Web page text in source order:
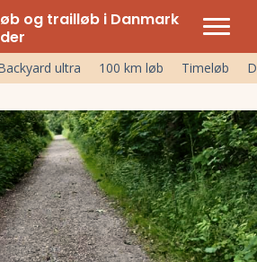
og trailløb i Danmark
ultra 100 km løb Timeløb